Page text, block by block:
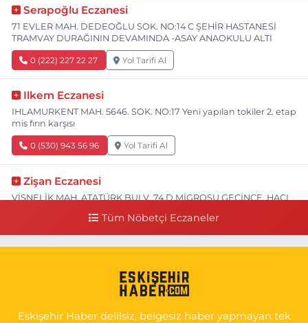
Serapoğlu Eczanesi
71 EVLER MAH. DEDEOĞLU SOK. NO:14 C ŞEHİR HASTANESİ
TRAMVAY DURAĞININ DEVAMINDA -ASAY ANAOKULU ALTI
0 (222) 227 22 27 Yol Tarifi Al
Ilkem Eczanesi
IHLAMURKENT MAH. 5646. SOK. NO:17 Yeni yapılan tokiler 2. etap
mis fırın karşısı
0 (530) 943 56 96 Yol Tarifi Al
Zişan Eczanesi
VİŞNELİK MAH. ATATÜRK BULV. 74 D MİGROSU GEÇİNCE, HACI
KIRMIZITOPRAK MAH.ERCAN SOK. NO:14 C ESKİ HAVA
HASTANESİ POLİKLİNİK KAPISI KARŞISI
0 (222) 240 55 11 Yol Tarifi Al
Tüm Nöbetçi Eczaneler
Eskişehir Haber delilsiz, belgesiz haber yapmayan tek